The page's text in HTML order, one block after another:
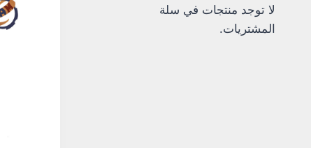
لا توجد منتجات في سلة
المشتريات.